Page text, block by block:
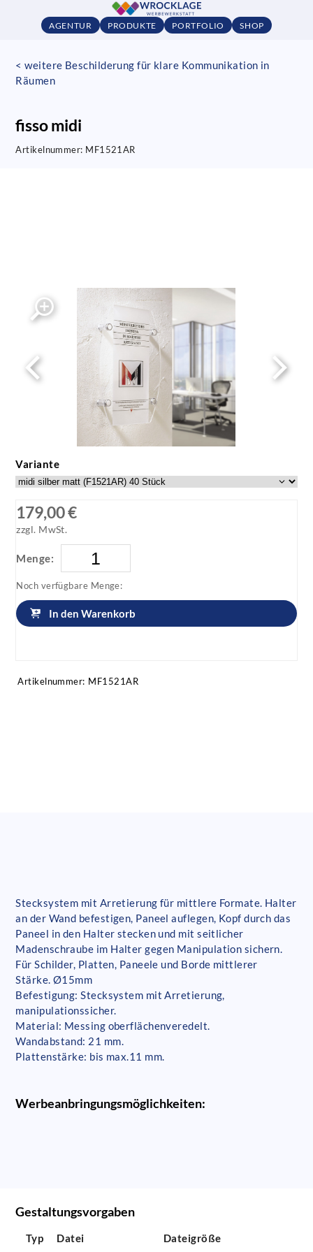
AGENTUR PRODUKTE PORTFOLIO SHOP
< weitere Beschilderung für klare Kommunikation in
Räumen
fisso midi
Artikelnummer: MF1521AR
Variante
179,00 €
zzgl. MwSt.
Menge:
Noch verfügbare Menge:
In den Warenkorb
Artikelnummer: MF1521AR
Stecksystem mit Arretierung für mittlere Formate. Halter
an der Wand befestigen, Paneel auflegen, Kopf durch das
Paneel in den Halter stecken und mit seitlicher
Madenschraube im Halter gegen Manipulation sichern.
Für Schilder, Platten, Paneele und Borde mittlerer
Stärke. Ø15mm
Befestigung: Stecksystem mit Arretierung,
manipulationssicher.
Material: Messing oberflächenveredelt.
Wandabstand: 21 mm.
Plattenstärke: bis max.11 mm.
Werbeanbringungsmöglichkeiten:
Gestaltungsvorgaben
Typ Datei Dateigröße